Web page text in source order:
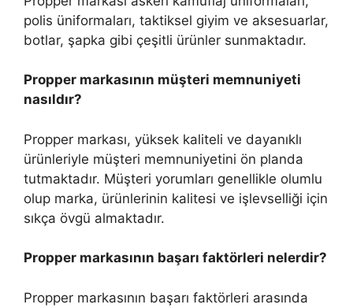
polis üniformaları, taktiksel giyim ve aksesuarlar,
botlar, şapka gibi çeşitli ürünler sunmaktadır.
Propper markasının müşteri memnuniyeti
nasıldır?
Propper markası, yüksek kaliteli ve dayanıklı
ürünleriyle müşteri memnuniyetini ön planda
tutmaktadır. Müşteri yorumları genellikle olumlu
olup marka, ürünlerinin kalitesi ve işlevselliği için
sıkça övgü almaktadır.
Propper markasının başarı faktörleri nelerdir?
Propper markasının başarı faktörleri arasında